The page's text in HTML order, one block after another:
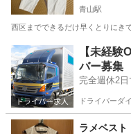
青山駅
西区までできるだけ早くとりにき
新潟 新潟市 青山駅
【未経験
バー募集
完全週休2
ドライバーダ
ラメベスト